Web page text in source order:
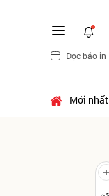
Đọc báo in
Mới nhất